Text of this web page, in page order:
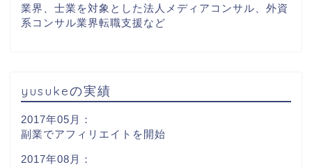
業界、士業を対象とした法人メディアコンサル、外資
系コンサル業界転職支援など
yusukeの実績
2017年05月：
副業でアフィリエイトを開始
2017年08月：